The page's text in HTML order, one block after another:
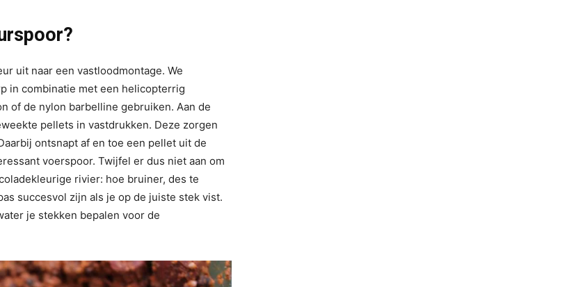
uit naar een vastloodmontage. We
in combinatie met een helicopterrig
of de nylon barbelline gebruiken. Aan de
pellets in vastdrukken. Deze zorgen
ontsnapt af en toe een pellet uit de
voerspoor. Twijfel er dus niet aan om
rivier: hoe bruiner, des te
succesvol zijn als je op de juiste stek vist.
je stekken bepalen voor de